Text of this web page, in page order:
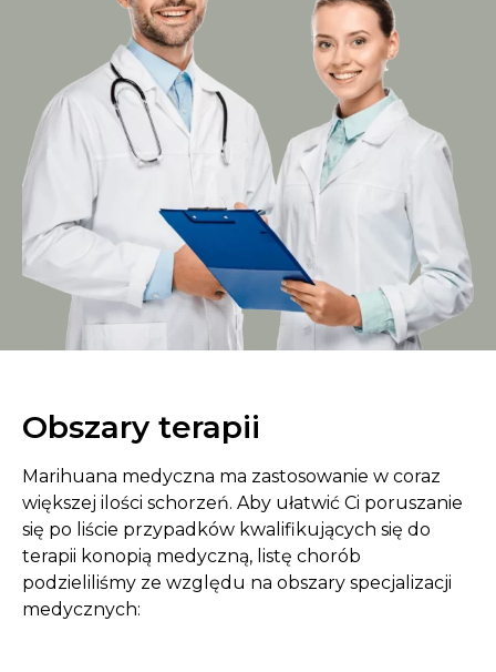
Obszary terapii
Marihuana medyczna ma zastosowanie w coraz
większej ilości schorzeń. Aby ułatwić Ci poruszanie
się po liście przypadków kwalifikujących się do
terapii konopią medyczną, listę chorób
podzieliliśmy ze względu na obszary specjalizacji
medycznych: